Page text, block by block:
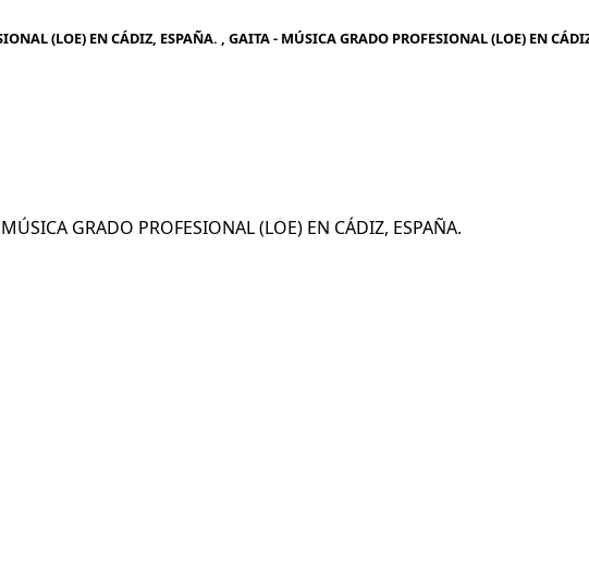
(LOE) EN CÁDIZ, ESPAÑA. , GAITA - MÚSICA GRADO PROFESIONAL (LOE) EN
GRADO PROFESIONAL (LOE) EN CÁDIZ, ESPAÑA.